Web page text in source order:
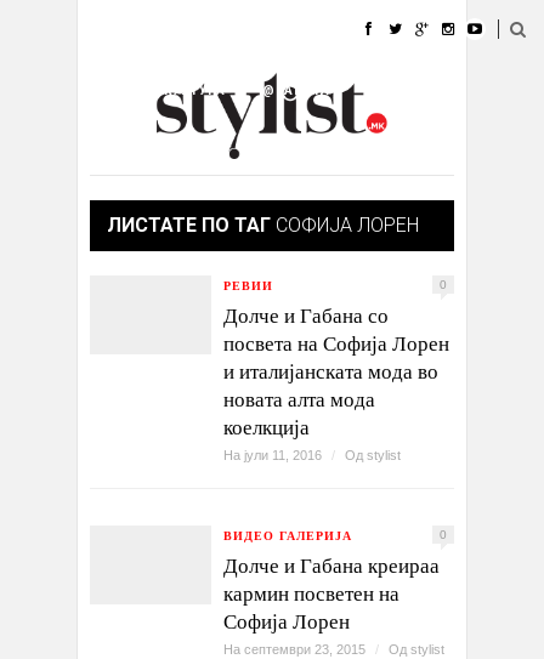
УБАВИНА
КУЛТУРА @РАБОТА
ИЗЛОГ
ЛИСТАТЕ ПО ТАГ СОФИЈА ЛОРЕН
РЕВИИ 0
Долче и Габана со
посвета на Софија Лорен
и италијанската мода во
новата алта мода
коелкција
На јули 11, 2016 / Од stylist
ВИДЕО ГАЛЕРИЈА 0
Долче и Габана креираа
кармин посветен на
Софија Лорен
На септември 23, 2015 / Од stylist